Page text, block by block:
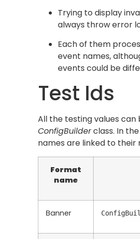
Trying to display
always throw error
Each of them
event names,
events could be
Test Ids
All the testing values can
ConfigBuilderclass. In
names are linked to their
Format
name
Banner